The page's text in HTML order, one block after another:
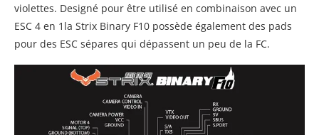
violettes. Designé pour être utilisé en combinaison avec un
ESC 4 en 1la Strix Binary F10 possède également des pads
pour des ESC sépares qui dépassent un peu de la FC.